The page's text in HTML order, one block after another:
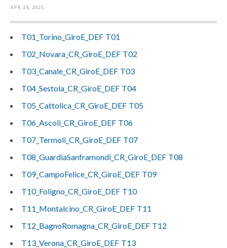
APR 28, 2021
T01_Torino_GiroE_DEF T01
T02_Novara_CR_GiroE_DEF T02
T03_Canale_CR_GiroE_DEF T03
T04_Sestola_CR_GiroE_DEF T04
T05_Cattolica_CR_GiroE_DEF T05
T06_Ascoli_CR_GiroE_DEF T06
T07_Termoli_CR_GiroE_DEF T07
T08_GuardiaSanframondi_CR_GiroE_DEF T08
T09_CampoFelice_CR_GiroE_DEF T09
T10_Foligno_CR_GiroE_DEF T10
T11_Montalcino_CR_GiroE_DEF T11
T12_BagnoRomagna_CR_GiroE_DEF T12
T13_Verona_CR_GiroE_DEF T13